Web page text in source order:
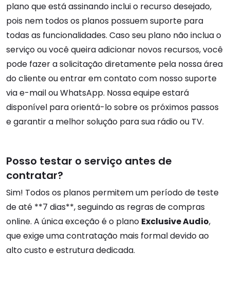
plano que está assinando inclui o recurso desejado,
pois nem todos os planos possuem suporte para
todas as funcionalidades. Caso seu plano não inclua o
serviço ou você queira adicionar novos recursos, você
pode fazer a solicitação diretamente pela nossa área
do cliente ou entrar em contato com nosso suporte
via e-mail ou WhatsApp. Nossa equipe estará
disponível para orientá-lo sobre os próximos passos
e garantir a melhor solução para sua rádio ou TV.
Posso testar o serviço antes de
contratar?
Sim! Todos os planos permitem um período de teste
de até **7 dias**, seguindo as regras de compras
online. A única exceção é o plano Exclusive Audio,
que exige uma contratação mais formal devido ao
alto custo e estrutura dedicada.